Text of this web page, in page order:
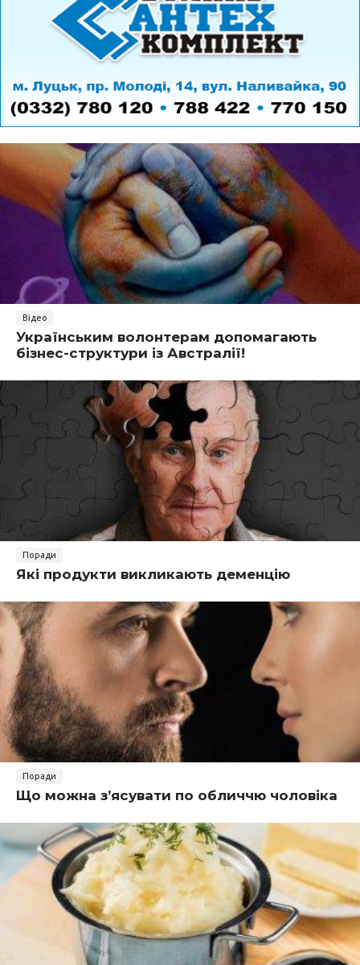
Відео
Українським волонтерам допомагають
бізнес-структури із Австралії!
Поради
Які продукти викликають деменцію
Поради
Що можна з’ясувати по обличчю чоловіка